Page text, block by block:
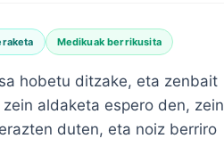
Medikuak berrikusita
hobetu ditzake, eta zenbait
aldaketa espero den, zein
duten, eta noiz berriro